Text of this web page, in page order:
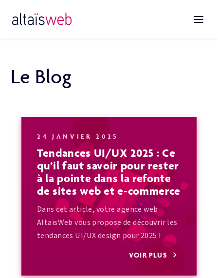
Plateforme digitale sur-mesure
Stratégie digitale
Référencement SEO
Connecteurs gestion
Le Blog
24 JANVIER 2025
Tendances UI/UX 2025 : Ce
qu’il faut savoir pour rester
à la pointe dans la refonte
de sites web et e-commerce
Dans cet article, votre agence web
AltaïsWeb vous propose de découvrir les
tendances UI/UX design pour 2025 !
VOIR PLUS